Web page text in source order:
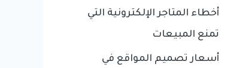
أخطاء المتاجر الإلكترونية التي
تمنع المبيعات
أسعار تصميم المواقع في